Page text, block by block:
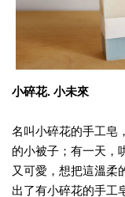
小碎花. 小未來
名叫小碎花的手工皂
的小被子；有一天，
又可愛，想把這溫柔
出了有小碎花的手工